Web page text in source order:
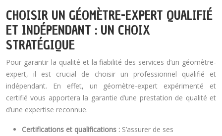
CHOISIR UN GÉOMÈTRE-EXPERT QUALIFIÉ
ET INDÉPENDANT : UN CHOIX
STRATÉGIQUE
Pour garantir la qualité et la fiabilité des services d’un géomètre-
expert, il est crucial de choisir un professionnel qualifié et
indépendant. En effet, un géomètre-expert expérimenté et
certifié vous apportera la garantie d’une prestation de qualité et
d’une expertise reconnue.
Certifications et qualifications : S’assurer de ses